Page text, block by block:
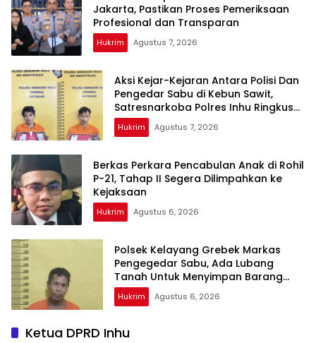
Jakarta, Pastikan Proses Pemeriksaan
Profesional dan Transparan
Hukrim Agustus 7, 2026
Aksi Kejar-Kejaran Antara Polisi Dan
Pengedar Sabu di Kebun Sawit,
Satresnarkoba Polres Inhu Ringkus
Dua Pelaku
Hukrim Agustus 7, 2026
Berkas Perkara Pencabulan Anak di Rohil
P-21, Tahap II Segera Dilimpahkan ke
Kejaksaan
Hukrim Agustus 6, 2026
Polsek Kelayang Grebek Markas
Pengegedar Sabu, Ada Lubang
Tanah Untuk Menyimpan Barang
Bukti
Hukrim Agustus 6, 2026
Ketua DPRD Inhu